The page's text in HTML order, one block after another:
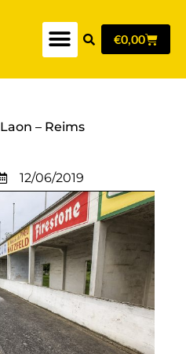
€0,00
Laon – Reims
12/06/2019